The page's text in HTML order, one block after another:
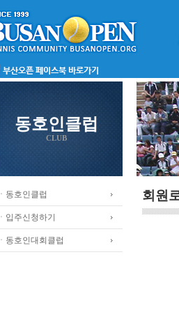
동호인클럽
CLUB
ㆍ동호인클럽
ㆍ입주신청하기
ㆍ동호인대회클럽
회원